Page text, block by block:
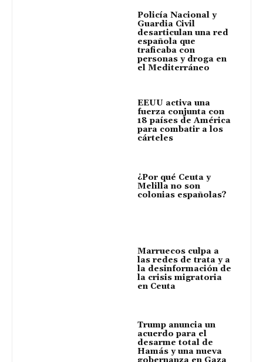
Policía Nacional y
Guardia Civil
desarticulan una red
española que
traficaba con
personas y droga en
el Mediterráneo
EEUU activa una
fuerza conjunta con
18 países de América
para combatir a los
cárteles
¿Por qué Ceuta y
Melilla no son
colonias españolas?
Marruecos culpa a
las redes de trata y a
la desinformación de
la crisis migratoria
en Ceuta
Trump anuncia un
acuerdo para el
desarme total de
Hamás y una nueva